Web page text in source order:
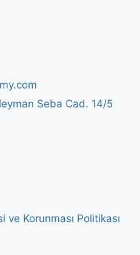
Seba Cad. 14/5
ve Korunması Politikası